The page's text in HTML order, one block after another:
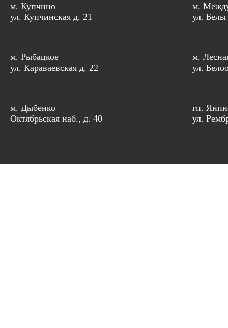
м. Купчино
ул. Купчинская д. 21
м.
ул.
м. Рыбацкое
ул. Караваевская д. 22
м.
ул.
м. Дыбенко
Октябрьская наб., д. 40
гп.
ул.